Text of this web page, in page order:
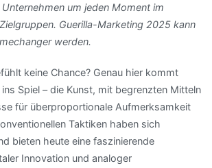
um jeden Moment im
Guerilla-Marketing 2025 kann
werden.
keine Chance? Genau hier kommt
Spiel – die Kunst, mit begrenzten Mitteln
für überproportionale Aufmerksamkeit
Taktiken haben sich
bieten heute eine faszinierende
Innovation und analoger